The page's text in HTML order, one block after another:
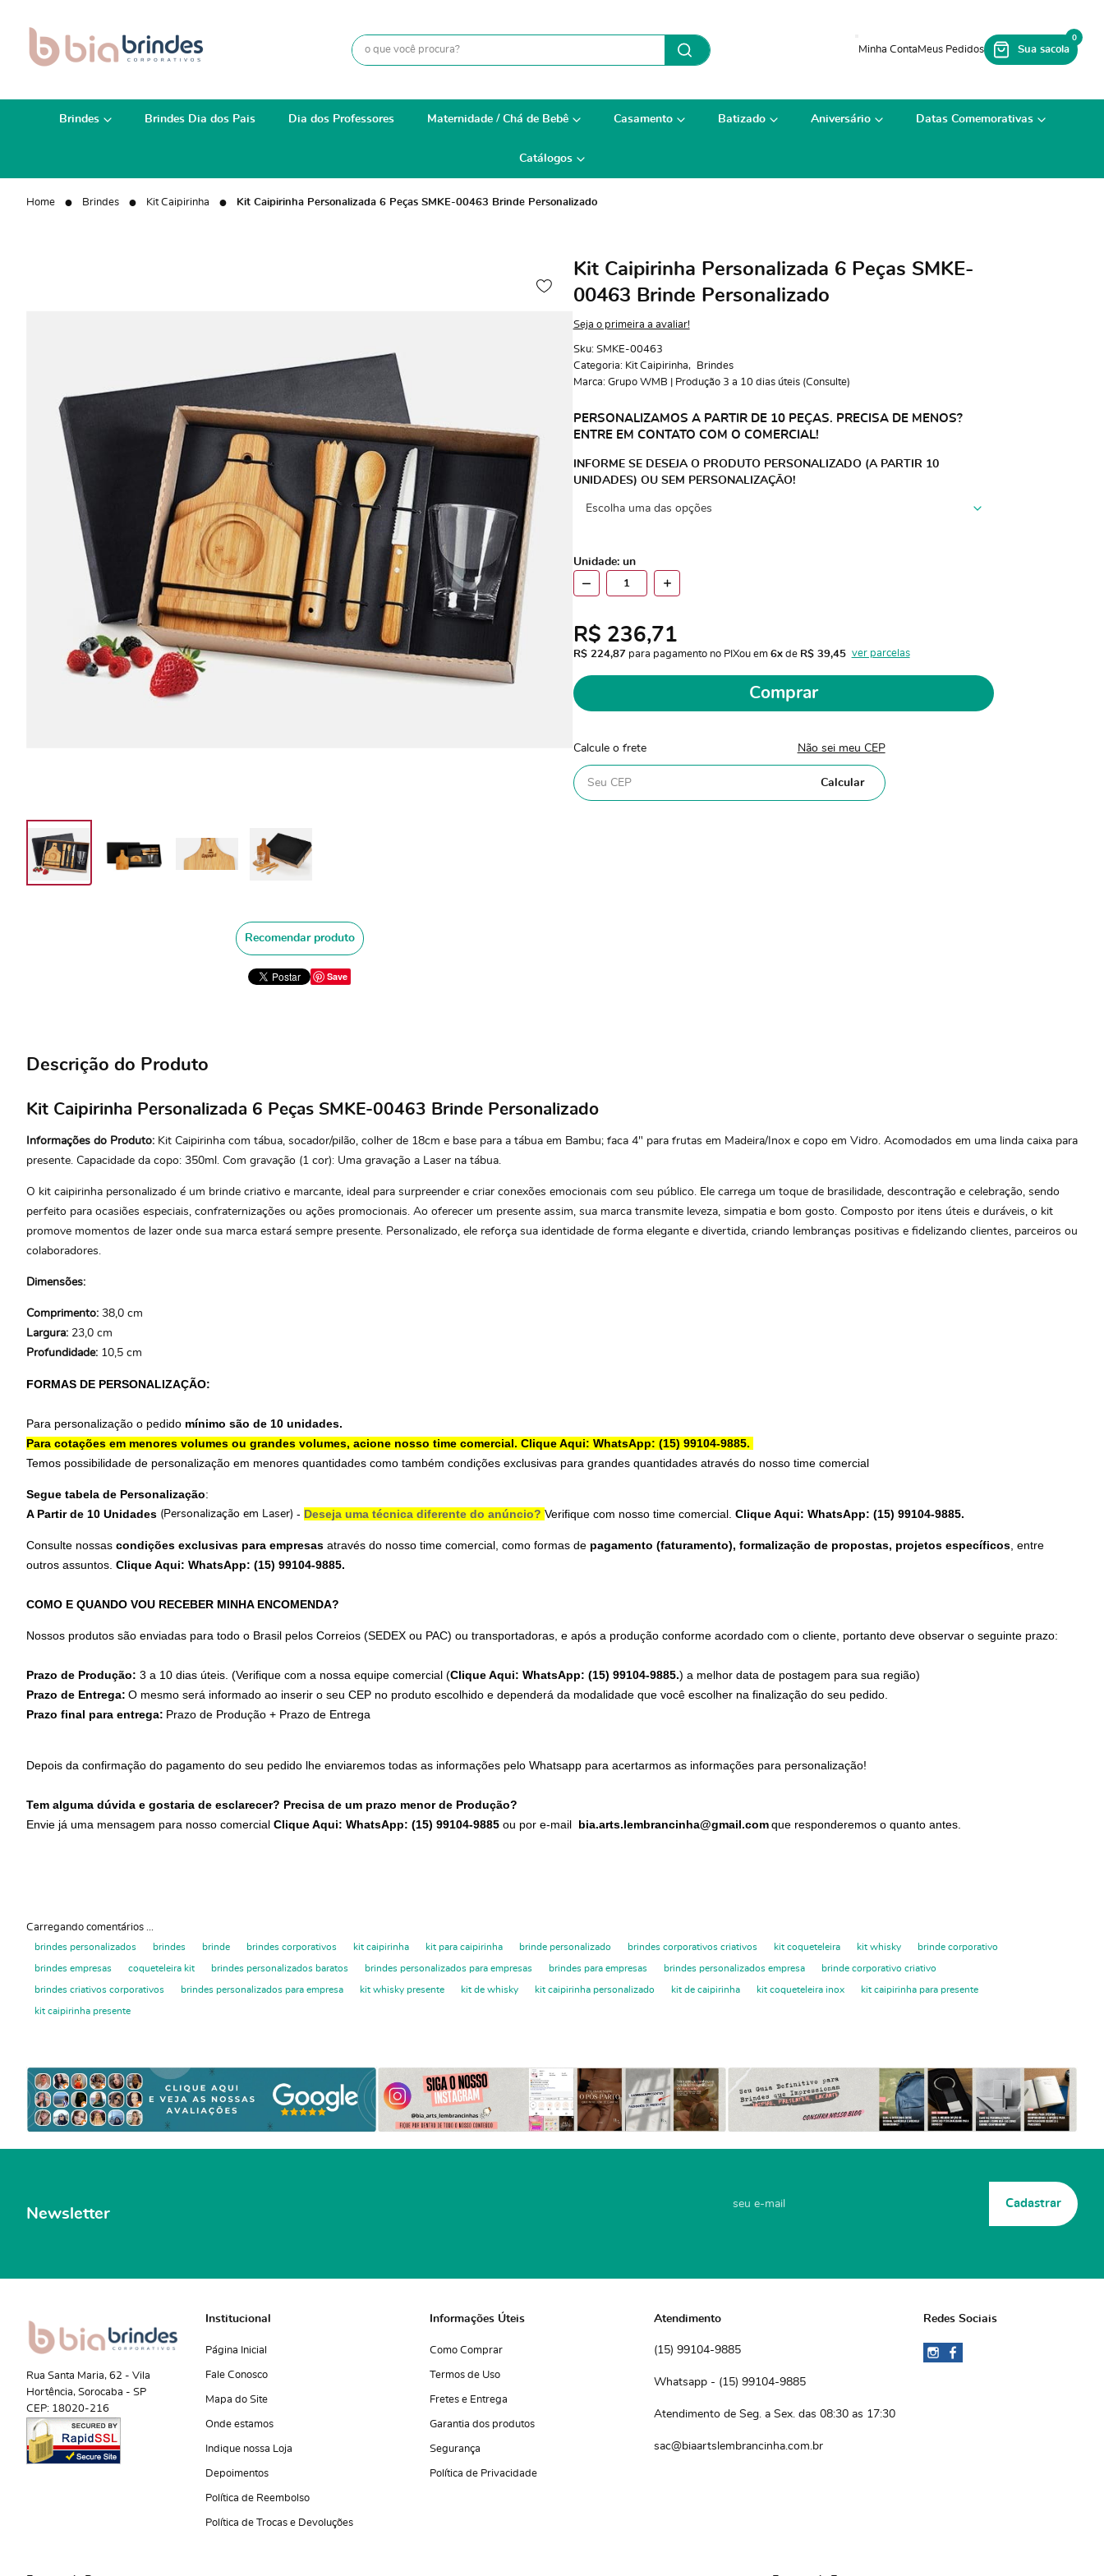
0
Brindes Brindes Dia dos Pais Dia dos Professores Maternidade / Chá de Bebê Casamento Batizado Aniversário Datas Comemorativas
Catálogos
Home Brindes Kit Caipirinha Kit Caipirinha Personalizada 6 Peças SMKE-00463 Brinde Personalizado
Recomendar produto
Save
Kit Caipirinha Personalizada 6 Peças SMKE-
00463 Brinde Personalizado
Seja o primeira a avaliar!
Sku: SMKE-00463
Categoria: Kit Caipirinha
Brindes
Marca: Grupo WMB | Produção 3 a 10 dias úteis (Consulte)
PERSONALIZAMOS A PARTIR DE 10 PEÇAS. PRECISA DE MENOS?
ENTRE EM CONTATO COM O COMERCIAL!
INFORME SE DESEJA O PRODUTO PERSONALIZADO (A PARTIR 10
UNIDADES) OU SEM PERSONALIZAÇÃO!
Unidade: un
R$ 236,71
R$ 224,87 para pagamento no PIXou em 6x de R$ 39,45 ver parcelas
Comprar
Calcule o frete Não sei meu CEP
Calcular
Descrição do Produto
Kit Caipirinha Personalizada 6 Peças SMKE-00463 Brinde Personalizado
Informações do Produto: Kit Caipirinha com tábua, socador/pilão, colher de 18cm e base para a tábua em Bambu; faca 4" para frutas em Madeira/Inox e copo em Vidro. Acomodados em uma linda caixa para
presente. Capacidade da copo: 350ml. Com gravação (1 cor): Uma gravação a Laser na tábua.
O kit caipirinha personalizado é um brinde criativo e marcante, ideal para surpreender e criar conexões emocionais com seu público. Ele carrega um toque de brasilidade, descontração e celebração, sendo
perfeito para ocasiões especiais, confraternizações ou ações promocionais. Ao oferecer um presente assim, sua marca transmite leveza, simpatia e bom gosto. Composto por itens úteis e duráveis, o kit
promove momentos de lazer onde sua marca estará sempre presente. Personalizado, ele reforça sua identidade de forma elegante e divertida, criando lembranças positivas e fidelizando clientes, parceiros ou
colaboradores.
Dimensões:
Comprimento: 38,0 cm
Largura: 23,0 cm
Profundidade: 10,5 cm
FORMAS DE PERSONALIZAÇÃO:
Para personalização o pedido mínimo são de 10 unidades.
Para cotações em menores volumes ou grandes volumes, acione nosso time comercial. Clique Aqui: WhatsApp: (15) 99104-9885.
Temos possibilidade de personalização em menores quantidades como também condições exclusivas para grandes quantidades através do nosso time comercial
Segue tabela de Personalização:
A Partir de 10 Unidades (Personalização em Laser) - Deseja uma técnica diferente do anúncio? Verifique com nosso time comercial. Clique Aqui: WhatsApp: (15) 99104-9885.
Consulte nossas condições exclusivas para empresas através do nosso time comercial, como formas de pagamento (faturamento), formalização de propostas, projetos específicos , entre
outros assuntos. Clique Aqui: WhatsApp: (15) 99104-9885.
COMO E QUANDO VOU RECEBER MINHA ENCOMENDA?
Nossos produtos são enviadas para todo o Brasil pelos Correios (SEDEX ou PAC) ou transportadoras, e após a produção conforme acordado com o cliente, portanto deve observar o seguinte prazo:
Prazo de Produção: 3 a 10 dias úteis. (Verifique com a nossa equipe comercial (Clique Aqui: WhatsApp: (15) 99104-9885.) a melhor data de postagem para sua região)
Prazo de Entrega: O mesmo será informado ao inserir o seu CEP no produto escolhido e dependerá da modalidade que você escolher na finalização do seu pedido.
Prazo final para entrega: Prazo de Produção + Prazo de Entrega
Depois da confirmação do pagamento do seu pedido lhe enviaremos todas as informações pelo Whatsapp para acertarmos as informações para personalização!
Tem alguma dúvida e gostaria de esclarecer? Precisa de um prazo menor de Produção?
Envie já uma mensagem para nosso comercial Clique Aqui: WhatsApp: (15) 99104-9885 ou por e-mail bia.arts.lembrancinha@gmail.comque responderemos o quanto antes.
Carregando comentários ...
brindes personalizados brindes brinde brindes corporativos kit caipirinha kit para caipirinha brinde personalizado brindes corporativos criativos kit coqueteleira kit whisky brinde corporativo
brindes empresas coqueteleira kit brindes personalizados baratos brindes personalizados para empresas brindes para empresas brindes personalizados empresa brinde corporativo criativo
brindes criativos corporativos brindes personalizados para empresa kit whisky presente kit de whisky kit caipirinha personalizado kit de caipirinha kit coqueteleira inox kit caipirinha para presente
kit caipirinha presente
Newsletter
Cadastrar
Rua Santa Maria, 62 - Vila
Hortência, Sorocaba - SP
CEP: 18020-216
Institucional
Página Inicial
Fale Conosco
Mapa do Site
Onde estamos
Indique nossa Loja
Depoimentos
Política de Reembolso
Política de Trocas e Devoluções
Informações Úteis
Como Comprar
Termos de Uso
Fretes e Entrega
Garantia dos produtos
Segurança
Política de Privacidade
Atendimento
(15) 99104-9885
(15) 99104-9885
Atendimento de Seg. a Sex. das 08:30 as 17:30
sac@biaartslembrancinha.com.br
Redes Sociais